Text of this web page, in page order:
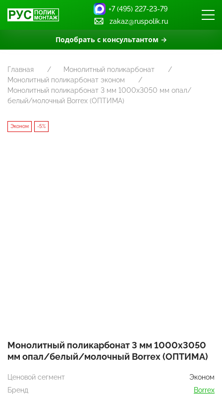
Подобрать с консультантом →
+7 (495) 227-23-79
zakaz@ruspolik.ru
Главная
Монолитный поликарбонат
Монолитный поликарбонат эконом
Монолитный поликарбонат 3 мм 1000х3050 мм опал/
белый/молочный Borrex (ОПТИМА)
Эконом -5%
Монолитный поликарбонат 3 мм 1000х3050
мм опал/белый/молочный Borrex (ОПТИМА)
Ценовой сегмент
Эконом
Бренд
Borrex